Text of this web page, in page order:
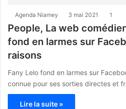
Agenda Niamey 3 mai 2021 1
People, La web
fond en larmes sur
raisons
Fany Lelo fond en larmes sur
connue pour ses sorties directes et
Lire la suite »